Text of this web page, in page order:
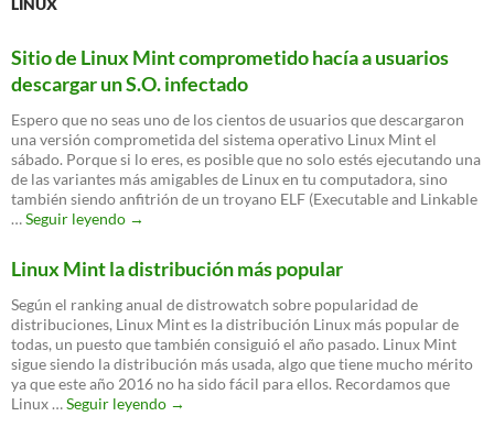
LINUX
Sitio de Linux Mint comprometido hacía a usuarios
descargar un S.O. infectado
Espero que no seas uno de los cientos de usuarios que descargaron
una versión comprometida del sistema operativo Linux Mint el
sábado. Porque si lo eres, es posible que no solo estés ejecutando una
de las variantes más amigables de Linux en tu computadora, sino
también siendo anfitrión de un troyano ELF (Executable and Linkable
…Seguir leyendo Sitio
Mint
comprometido
hacía
a
usuarios
descargar
un
S.O.
→
Linux Mint la distribución más popular
Según el ranking anual de distrowatch sobre popularidad de
distribuciones, Linux Mint es la distribución Linux más popular de
todas, un puesto que también consiguió el año pasado. Linux Mint
sigue siendo la distribución más usada, algo que tiene mucho mérito
ya que este año 2016 no ha sido fácil para ellos. Recordamos que
Linux …Seguir leyendo Linux
→